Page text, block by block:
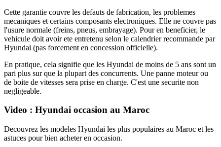
Cette garantie couvre les defauts de fabrication, les problemes
mecaniques et certains composants electroniques. Elle ne couvre pas
l'usure normale (freins, pneus, embrayage). Pour en beneficier, le
vehicule doit avoir ete entretenu selon le calendrier recommande par
Hyundai (pas forcement en concession officielle).
En pratique, cela signifie que les Hyundai de moins de 5 ans sont un
pari plus sur que la plupart des concurrents. Une panne moteur ou
de boite de vitesses sera prise en charge. C'est une securite non
negligeable.
Video : Hyundai occasion au Maroc
Decouvrez les modeles Hyundai les plus populaires au Maroc et les
astuces pour bien acheter en occasion.